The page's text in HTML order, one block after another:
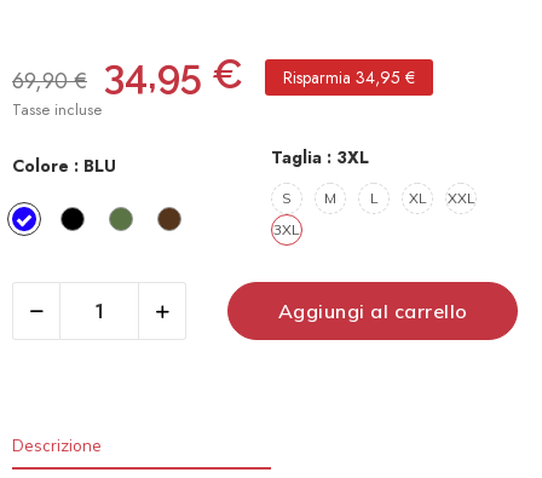
69,90 € 34,95 € Risparmia 34,95 €
Tasse incluse
Colore : BLU
BLU NEROMILITARE​MORO
Taglia : 3XL
S M L XL
XXL
3XL
Aggiungi al carrello
Descrizione